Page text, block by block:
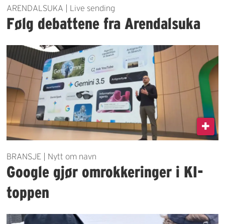
ARENDALSUKA | Live sending
Følg debattene fra Arendalsuka
BRANSJE | Nytt om navn
Google gjør omrokkeringer i KI-
toppen